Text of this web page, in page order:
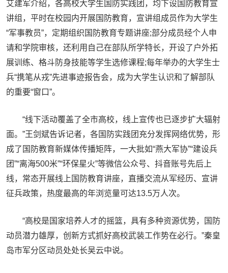
艾建军介绍，各高校大学生国防实践团，均下设国防教育宣
讲组，平时在校园内开展国防教育，宣讲组成员作为大学生
“军事教员”，定期组织国防教育专题讲座;部分成员经个人申
请和学院审核，还利用自己在部队所学特长，开设了户外拓
展训练、格斗防身技能等学生选修课程;每年举办的大学生士
兵“携笔从戎”先进事迹报告会，成为大学生认识和了解部队
的重要“窗口”。
“线下活动覆盖了全市高校，线上宣传也已逐步扩大辐射
面。”王剑斌告诉记者，各国防实践团充分发挥网络优势，形
成了国防教育新媒体传播矩阵，一大批如“燕大军协”“建设兵
团”“离海500米”“环保星火”等微信公众号、抖音账号先后上
线，常态开展线上国防教育讲座，直播交流从军经历、宣讲
征兵政策，热度最高的年浏览量可达13.5万人次。
“高校是国家培养人才的摇篮，具有多种资源优势，国防
动员潜力雄厚，创新方式抓好高校武装工作势在必行。”秦皇
岛市军分区动员处处长吴云中说。